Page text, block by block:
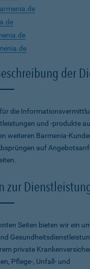
der
die
und -produkte
weiteren Barmenia-
auf
zur
Seiten bieten wir ein
private
Pflege-, Unfall- und